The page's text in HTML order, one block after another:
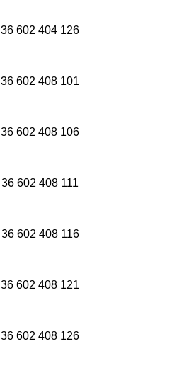
36 602 404 126
36 602 408 101
36 602 408 106
36 602 408 111
36 602 408 116
36 602 408 121
36 602 408 126